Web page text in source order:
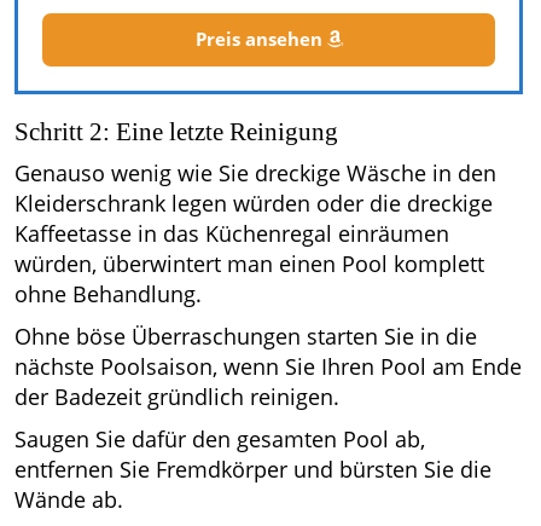
Preis ansehen
Schritt 2: Eine letzte Reinigung
Genauso wenig wie Sie dreckige Wäsche in den
Kleiderschrank legen würden oder die dreckige
Kaffeetasse in das Küchenregal einräumen
würden, überwintert man einen Pool komplett
ohne Behandlung.
Ohne böse Überraschungen starten Sie in die
nächste Poolsaison, wenn Sie Ihren Pool am Ende
der Badezeit gründlich reinigen.
Saugen Sie dafür den gesamten Pool ab,
entfernen Sie Fremdkörper und bürsten Sie die
Wände ab.